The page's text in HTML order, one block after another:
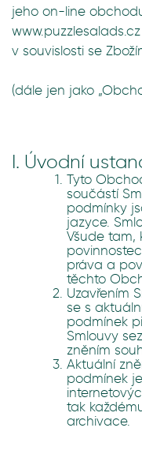
jeho on-line
v souvislosti se
(dále jen jako
I. Úvodní
Tyto
součástí
podmínky
jazyce.
Všude tam,
práva a
těchto
Uzavřením
se s
podmínek
Smlouvy
zněním
Aktuální
podmínek
tak
archivace.